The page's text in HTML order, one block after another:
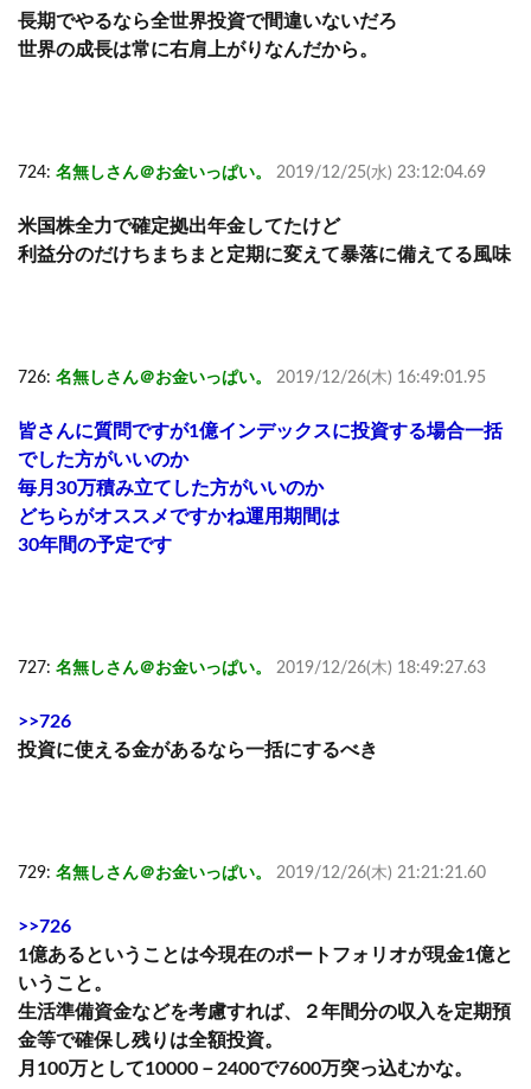
長期でやるなら全世界投資で間違いないだろ
世界の成長は常に右肩上がりなんだから。
724: 名無しさん＠お金いっぱい。 2019/12/25(水) 23:12:04.69
米国株全力で確定拠出年金してたけど
利益分のだけちまちまと定期に変えて暴落に備えてる風味
726: 名無しさん＠お金いっぱい。 2019/12/26(木) 16:49:01.95
皆さんに質問ですが1億インデックスに投資する場合一括
でした方がいいのか
毎月30万積み立てした方がいいのか
どちらがオススメですかね運用期間は
30年間の予定です
727: 名無しさん＠お金いっぱい。 2019/12/26(木) 18:49:27.63
>>726
投資に使える金があるなら一括にするべき
729: 名無しさん＠お金いっぱい。 2019/12/26(木) 21:21:21.60
>>726
1億あるということは今現在のポートフォリオが現金1億と
いうこと。
生活準備資金などを考慮すれば、２年間分の収入を定期預
金等で確保し残りは全額投資。
月100万として10000－2400で7600万突っ込むかな。